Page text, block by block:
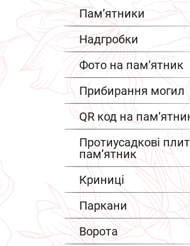
Пам’ятники
Надгробки
Фото на пам’ятник
Прибирання могил
QR код на
Протиусадкові
пам’ятник
Криниці
Паркани
Ворота